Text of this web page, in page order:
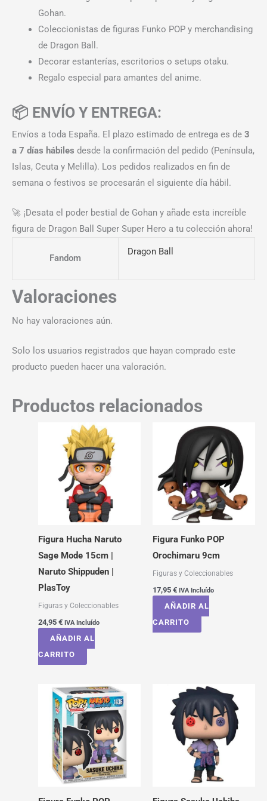
Gohan.
Coleccionistas de figuras Funko POP y merchandising
de Dragon Ball.
Decorar estanterías, escritorios o setups otaku.
Regalo especial para amantes del anime.
📦 ENVÍO Y ENTREGA:
Envíos a toda España. El plazo estimado de entrega es de 3
a 7 días hábiles desde la confirmación del pedido (Península,
Islas, Ceuta y Melilla). Los pedidos realizados en fin de
semana o festivos se procesarán el siguiente día hábil.
🚀 ¡Desata el poder bestial de Gohan y añade esta increíble
figura de Dragon Ball Super Super Hero a tu colección ahora!
Fandom
Dragon Ball
Valoraciones
No hay valoraciones aún.
Solo los usuarios registrados que hayan comprado este
producto pueden hacer una valoración.
Productos relacionados
Figura Hucha Naruto
Sage Mode 15cm |
Naruto Shippuden |
PlasToy
Figuras y Coleccionables
24,95 € IVA Incluído
AÑADIR AL
CARRITO
Figura Funko POP
Orochimaru 9cm
Figuras y Coleccionables
17,95 € IVA Incluído
AÑADIR AL
CARRITO